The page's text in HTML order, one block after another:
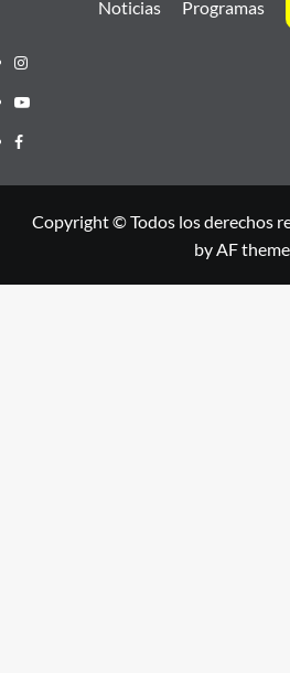
Noticias Programas
Instagram
Youtube
Facebook
Copyright © Todos los derechos
by AF